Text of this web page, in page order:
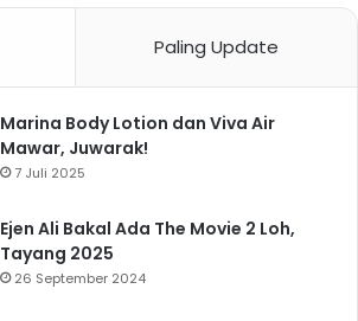
Paling Update
Marina Body Lotion dan Viva Air
Mawar, Juwarak!
7 Juli 2025
Ejen Ali Bakal Ada The Movie 2 Loh,
Tayang 2025
26 September 2024